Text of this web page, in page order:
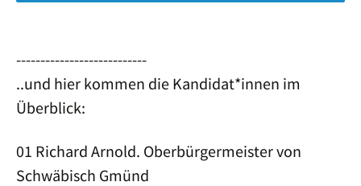
---------------------------
..und hier kommen die Kandidat*innen im
Überblick:
01 Richard Arnold. Oberbürgermeister von
Schwäbisch Gmünd